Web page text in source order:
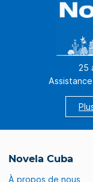
25
Novela Cuba
À propos de nous